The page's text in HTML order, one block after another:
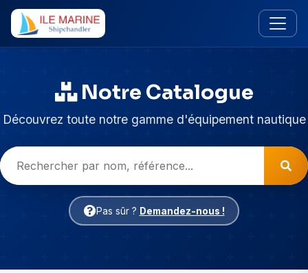
Notre Catalogue
Découvrez toute notre gamme d'équipement nautique
Pas sûr ? Demandez-nous !